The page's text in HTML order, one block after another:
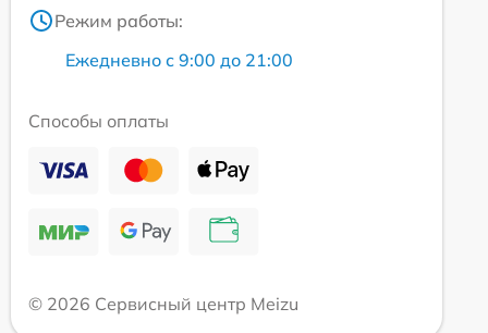
Режим работы:
Ежедневно с 9:00 до 21:00
Способы оплаты
© 2026 Сервисный центр Meizu